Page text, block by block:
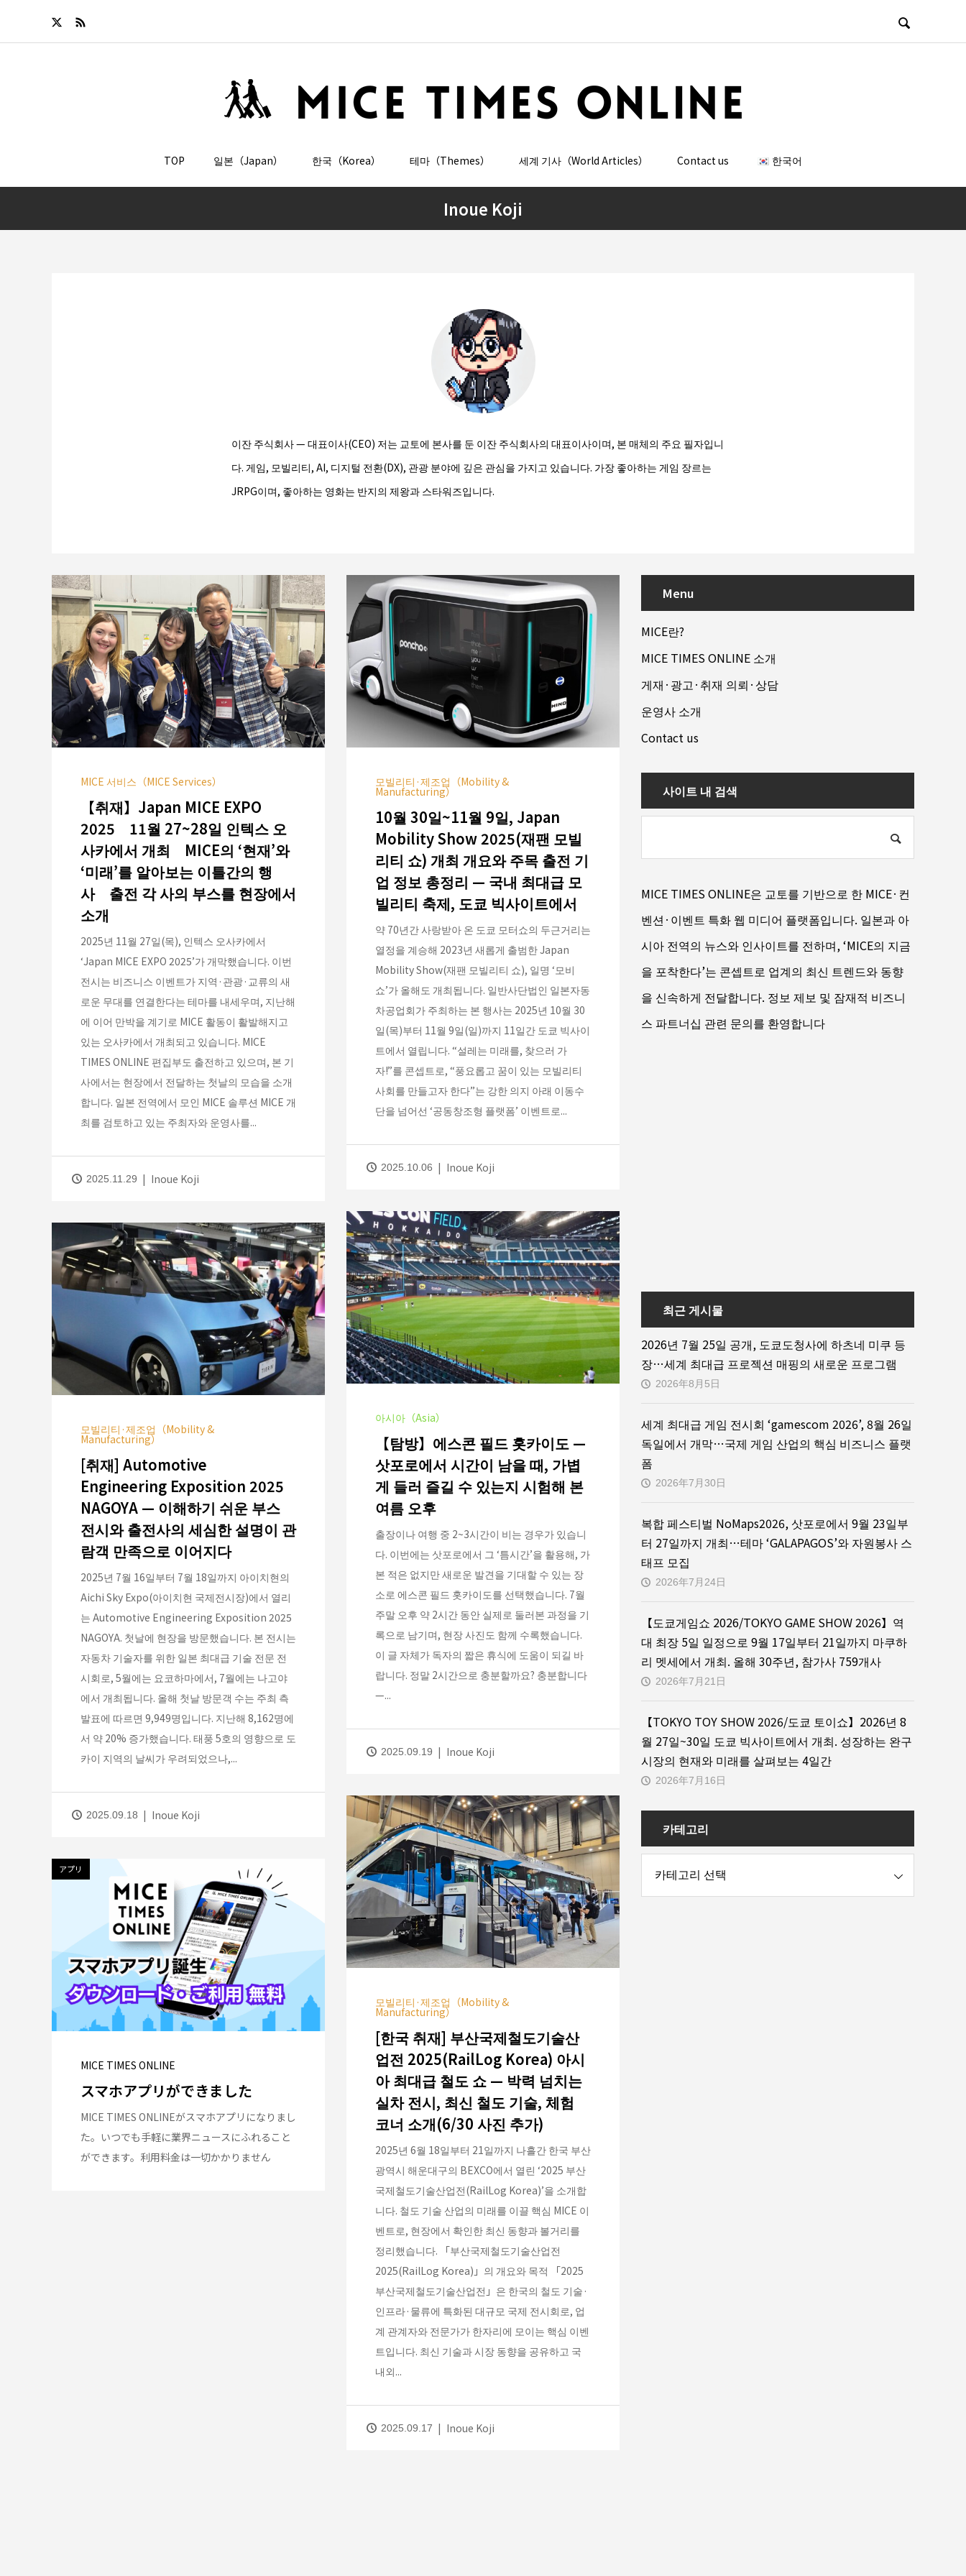

TOP 일본（Japan） 한국（Korea） 테마（Themes） 세계 기사（World Articles） Contact us 한국어
Inoue Koji
이잔 주식회사 — 대표이사(CEO) 저는 교토에 본사를 둔 이잔 주식회사의 대표이사이며, 본 매체의 주요 필자입니
다. 게임, 모빌리티, AI, 디지털 전환(DX), 관광 분야에 깊은 관심을 가지고 있습니다. 가장 좋아하는 게임 장르는
JRPG이며, 좋아하는 영화는 반지의 제왕과 스타워즈입니다.
MICE 서비스（MICE Services）
【취재】Japan MICE EXPO
2025 11월 27~28일 인텍스 오
사카에서 개최 MICE의 ‘현재’와
‘미래’를 알아보는 이틀간의 행
사 출전 각 사의 부스를 현장에서
소개
2025년 11월 27일(목), 인텍스 오사카에서
‘Japan MICE EXPO 2025’가 개막했습니다. 이번
전시는 비즈니스 이벤트가 지역·관광·교류의 새
로운 무대를 연결한다는 테마를 내세우며, 지난해
에 이어 만박을 계기로 MICE 활동이 활발해지고
있는 오사카에서 개최되고 있습니다. MICE
TIMES ONLINE 편집부도 출전하고 있으며, 본 기
사에서는 현장에서 전달하는 첫날의 모습을 소개
합니다. 일본 전역에서 모인 MICE 솔루션 MICE 개
최를 검토하고 있는 주최자와 운영사를...
2025.11.29 Inoue Koji
모빌리티·제조업（Mobility &
Manufacturing）
10월 30일~11월 9일, Japan
Mobility Show 2025(재팬 모빌
리티 쇼) 개최 개요와 주목 출전 기
업 정보 총정리 — 국내 최대급 모
빌리티 축제, 도쿄 빅사이트에서
약 70년간 사랑받아 온 도쿄 모터쇼의 두근거리는
열정을 계승해 2023년 새롭게 출범한 Japan
Mobility Show(재팬 모빌리티 쇼), 일명 ‘모비
쇼’가 올해도 개최됩니다. 일반사단법인 일본자동
차공업회가 주최하는 본 행사는 2025년 10월 30
일(목)부터 11월 9일(일)까지 11일간 도쿄 빅사이
트에서 열립니다. “설레는 미래를, 찾으러 가
자!”를 콘셉트로, “풍요롭고 꿈이 있는 모빌리티
사회를 만들고자 한다”는 강한 의지 아래 이동수
단을 넘어선 ‘공동창조형 플랫폼’ 이벤트로...
2025.10.06 Inoue Koji
아시아（Asia）
【탐방】에스콘 필드 홋카이도 —
삿포로에서 시간이 남을 때, 가볍
게 들러 즐길 수 있는지 시험해 본
여름 오후
출장이나 여행 중 2~3시간이 비는 경우가 있습니
다. 이번에는 삿포로에서 그 ‘틈시간’을 활용해, 가
본 적은 없지만 새로운 발견을 기대할 수 있는 장
소로 에스콘 필드 홋카이도를 선택했습니다. 7월
주말 오후 약 2시간 동안 실제로 둘러본 과정을 기
록으로 남기며, 현장 사진도 함께 수록했습니다.
이 글 자체가 독자의 짧은 휴식에 도움이 되길 바
랍니다. 정말 2시간으로 충분할까요? 충분합니다
—...
2025.09.19 Inoue Koji
모빌리티·제조업（Mobility &
Manufacturing）
[취재] Automotive
Engineering Exposition 2025
NAGOYA — 이해하기 쉬운 부스
전시와 출전사의 세심한 설명이 관
람객 만족으로 이어지다
2025년 7월 16일부터 7월 18일까지 아이치현의
Aichi Sky Expo(아이치현 국제전시장)에서 열리
는 Automotive Engineering Exposition 2025
NAGOYA. 첫날에 현장을 방문했습니다. 본 전시는
자동차 기술자를 위한 일본 최대급 기술 전문 전
시회로, 5월에는 요코하마에서, 7월에는 나고야
에서 개최됩니다. 올해 첫날 방문객 수는 주최 측
발표에 따르면 9,949명입니다. 지난해 8,162명에
서 약 20% 증가했습니다. 태풍 5호의 영향으로 도
카이 지역의 날씨가 우려되었으나,...
2025.09.18 Inoue Koji
모빌리티·제조업（Mobility &
Manufacturing）
[한국 취재] 부산국제철도기술산
업전 2025(RailLog Korea) 아시
아 최대급 철도 쇼 — 박력 넘치는
실차 전시, 최신 철도 기술, 체험
코너 소개(6/30 사진 추가)
2025년 6월 18일부터 21일까지 나흘간 한국 부산
광역시 해운대구의 BEXCO에서 열린 ‘2025 부산
국제철도기술산업전(RailLog Korea)’을 소개합
니다. 철도 기술 산업의 미래를 이끌 핵심 MICE 이
벤트로, 현장에서 확인한 최신 동향과 볼거리를
정리했습니다. 「부산국제철도기술산업전
2025(RailLog Korea)」의 개요와 목적 「2025
부산국제철도기술산업전」은 한국의 철도 기술·
인프라·물류에 특화된 대규모 국제 전시회로, 업
계 관계자와 전문가가 한자리에 모이는 핵심 이벤
트입니다. 최신 기술과 시장 동향을 공유하고 국
내외...
2025.09.17 Inoue Koji
MICE TIMES ONLINE
スマホアプリができました
MICE TIMES ONLINEがスマホアプリになりまし
た。いつでも手軽に業界ニュースにふれること
ができます。利用料金は一切かかりません
アプリ
Menu
MICE란?
MICE TIMES ONLINE 소개
게재·광고·취재 의뢰·상담
운영사 소개
Contact us
사이트 내 검색
MICE TIMES ONLINE은 교토를 기반으로 한 MICE·컨
벤션·이벤트 특화 웹 미디어 플랫폼입니다. 일본과 아
시아 전역의 뉴스와 인사이트를 전하며, ‘MICE의 지금
을 포착한다’는 콘셉트로 업계의 최신 트렌드와 동향
을 신속하게 전달합니다. 정보 제보 및 잠재적 비즈니
스 파트너십 관련 문의를 환영합니다
최근 게시물
2026년 7월 25일 공개, 도쿄도청사에 하츠네 미쿠 등
장…세계 최대급 프로젝션 매핑의 새로운 프로그램
2026年8月5日
세계 최대급 게임 전시회 ‘gamescom 2026’, 8월 26일
독일에서 개막…국제 게임 산업의 핵심 비즈니스 플랫
폼
2026年7月30日
복합 페스티벌 NoMaps2026, 삿포로에서 9월 23일부
터 27일까지 개최…테마 ‘GALAPAGOS’와 자원봉사 스
태프 모집
2026年7月24日
【도쿄게임쇼 2026/TOKYO GAME SHOW 2026】역
대 최장 5일 일정으로 9월 17일부터 21일까지 마쿠하
리 멧세에서 개최. 올해 30주년, 참가사 759개사
2026年7月21日
【TOKYO TOY SHOW 2026/도쿄 토이쇼】2026년 8
월 27일~30일 도쿄 빅사이트에서 개최. 성장하는 완구
시장의 현재와 미래를 살펴보는 4일간
2026年7月16日
카테고리